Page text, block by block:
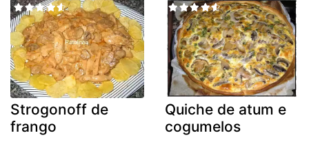
Strogonoff de
frango
Quiche de atum e
cogumelos